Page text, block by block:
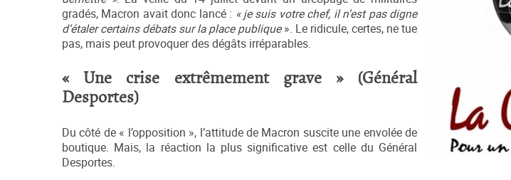
gradés, Macron avait donc lancé : « je suis votre chef, il n’est pas digne
d’étaler certains débats sur la place publique». Le ridicule, certes, ne tue
pas, mais peut provoquer des dégâts irréparables.
« Une crise extrêmement grave » (Général
Desportes)
Du côté de « l’opposition », l’attitude de Macron suscite une envolée de
boutique. Mais, la réaction la plus significative est celle du Général
Desportes.